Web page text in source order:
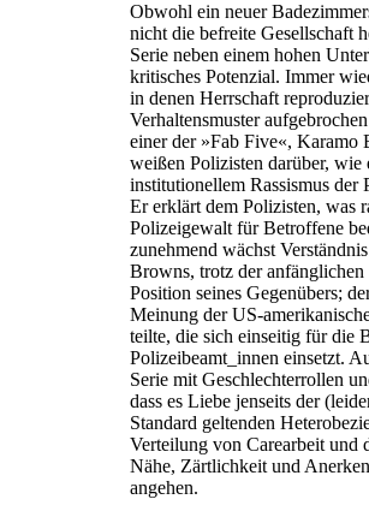
Obwohl ein neuer
nicht die befreite Gesellschaft
Serie neben einem hohen
kritisches Potenzial. Immer
in denen Herrschaft
Verhaltensmuster
einer der »Fab Five«, Karamo
weißen Polizisten darüber, wie
institutionellem Rassismus der
Er erklärt dem Polizisten, was
Polizeigewalt für Betroffene
zunehmend wächst
Browns, trotz der anfänglichen
Position seines Gegenübers;
Meinung der US-
teilte, die sich einseitig für die
Polizeibeamt_innen einsetzt.
Serie mit Geschlechterrollen
dass es Liebe jenseits der
Standard geltenden
Verteilung von Carearbeit und
Nähe, Zärtlichkeit und
angehen.